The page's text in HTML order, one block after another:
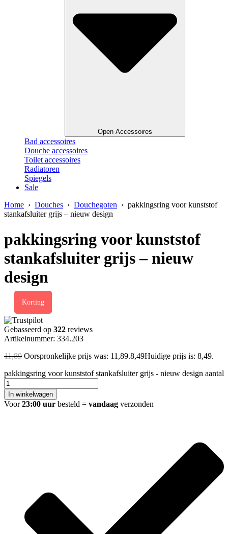
Open Accessoires
Bad accessoires
Douche accessoires
Toilet accessoires
Radiatoren
Spiegels
Sale
Home › Douches › Douchegoten › pakkingsring voor kunststof
stankafsluiter grijs – nieuw design
pakkingsring voor kunststof
stankafsluiter grijs – nieuw
design
Korting
Gebasseerd op 322 reviews
Artikelnummer: 334.203
11,89 Oorspronkelijke prijs was: 11,89.8,49Huidige prijs is: 8,49.
pakkingsring voor kunststof stankafsluiter grijs - nieuw design aantal
In winkelwagen
Voor23:00 uur besteld = vandaag verzonden